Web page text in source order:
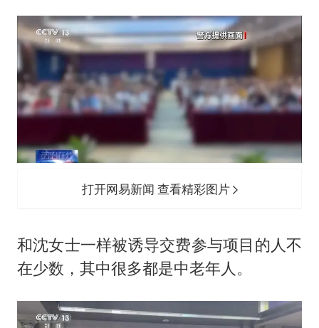
打开网易新闻 查看精彩图片
和沈女士一样被诱导交费参与项目的人不
在少数，其中很多都是中老年人。